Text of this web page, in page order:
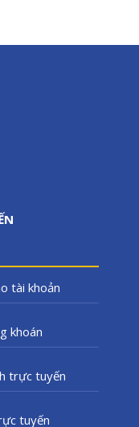
tài khoản
khoán
trực tuyến
tuyến